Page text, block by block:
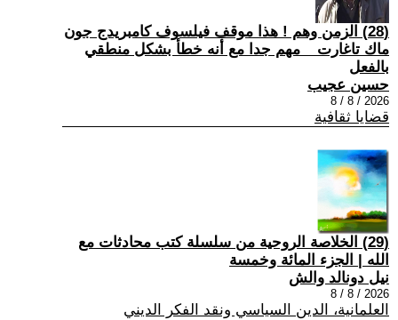
(28) الزمن وهم ! هذا موقف فيلسوف كامبريدج جون
ماك تاغارت _ مهم جدا مع أنه خطأ بشكل منطقي
بالفعل
حسين عجيب
2026 / 8 / 8
قضايا ثقافية
(29) الخلاصة الروحية من سلسلة كتب محادثات مع
الله | الجزء المائة وخمسة
نيل دونالد والش
2026 / 8 / 8
العلمانية، الدين السياسي ونقد الفكر الديني